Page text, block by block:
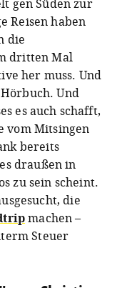
gen Süden zur
Reisen haben
die
dritten Mal
her muss. Und
Und
es auch schafft,
vom Mitsingen
bereits
draußen in
zu sein scheint.
die
machen –
Steuer